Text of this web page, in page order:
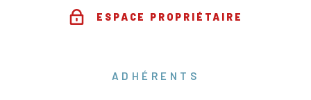
ESPACE PROPRIÉTAIRE
ADHÉRENTS